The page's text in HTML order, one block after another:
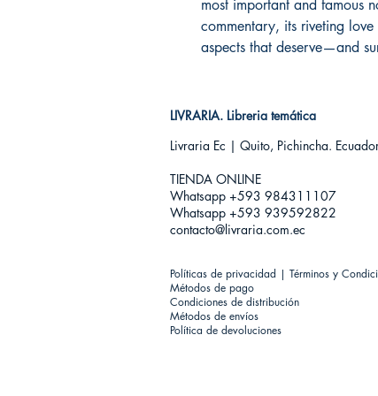
most important and famous
commentary, its riveting
aspects that deserve—and
LIVRARIA. Libreria temática
Livraria Ec | Quito, Pichincha.
TIENDA ONLINE​
Whatsapp +593 984311107
Whatsapp +593 939592822
contacto@livraria.com.ec
Políticas de privacidad | Términos y
Métodos de pago
Condiciones de distribución
Métodos de envíos
Política de devoluciones